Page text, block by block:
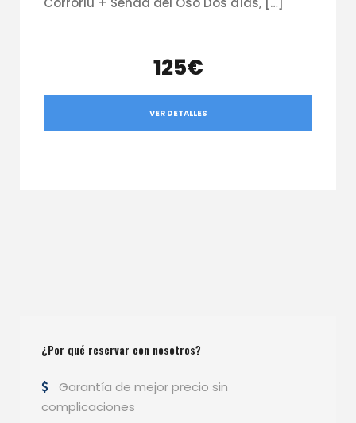
125€
VER DETALLES
¿Por qué reservar con nosotros?
Garantía de mejor precio sin
complicaciones